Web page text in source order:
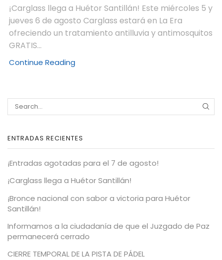
¡Carglass llega a Huétor Santillán! Este miércoles 5 y
jueves 6 de agosto Carglass estará en La Era
ofreciendo un tratamiento antilluvia y antimosquitos
GRATIS...
Continue Reading
ENTRADAS RECIENTES
¡Entradas agotadas para el 7 de agosto!
¡Carglass llega a Huétor Santillán!
¡Bronce nacional con sabor a victoria para Huétor
Santillán!
Informamos a la ciudadanía de que el Juzgado de Paz
permanecerá cerrado
CIERRE TEMPORAL DE LA PISTA DE PÁDEL